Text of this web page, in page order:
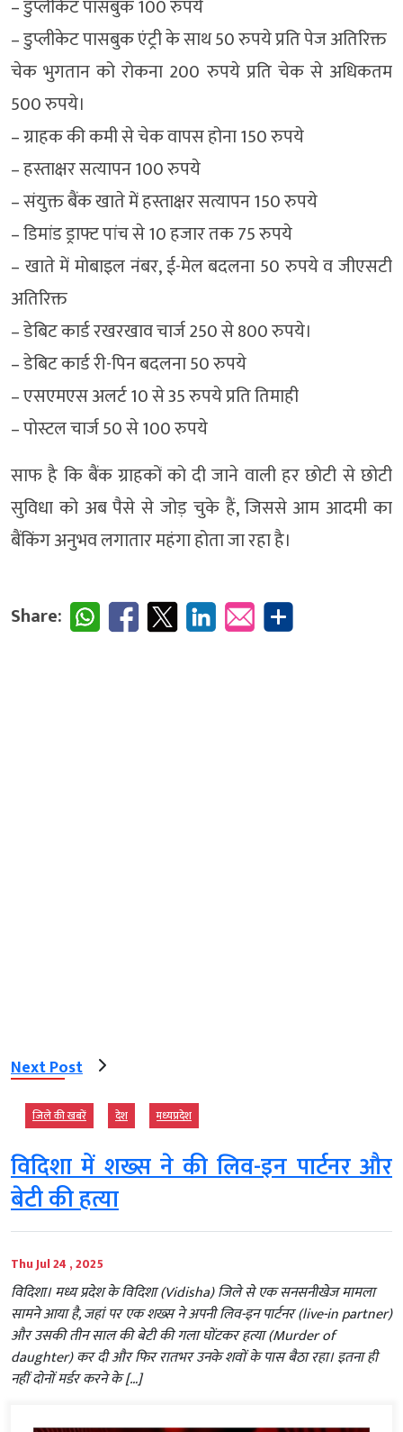
– डुप्लीकेट पासबुक 100 रुपये
– डुप्लीकेट पासबुक एंट्री के साथ 50 रुपये प्रति पेज अतिरिक्त
चेक भुगतान को रोकना 200 रुपये प्रति चेक से अधिकतम
500 रुपये।
– ग्राहक की कमी से चेक वापस होना 150 रुपये
– हस्ताक्षर सत्यापन 100 रुपये
– संयुक्त बैंक खाते में हस्ताक्षर सत्यापन 150 रुपये
– डिमांड ड्राफ्ट पांच से 10 हजार तक 75 रुपये
– खाते में मोबाइल नंबर, ई-मेल बदलना 50 रुपये व जीएसटी
अतिरिक्त
– डेबिट कार्ड रखरखाव चार्ज 250 से 800 रुपये।
– डेबिट कार्ड री-पिन बदलना 50 रुपये
– एसएमएस अलर्ट 10 से 35 रुपये प्रति तिमाही
– पोस्टल चार्ज 50 से 100 रुपये
साफ है कि बैंक ग्राहकों को दी जाने वाली हर छोटी से छोटी
सुविधा को अब पैसे से जोड़ चुके हैं, जिससे आम आदमी का
बैंकिंग अनुभव लगातार महंगा होता जा रहा है।
Share:
Next Post
जिले की खबरें देश मध्‍यप्रदेश
विदिशा में शख्स ने की लिव-इन पार्टनर और
बेटी की हत्या
Thu Jul 24 , 2025
विदिशा। मध्य प्रदेश के विदिशा (Vidisha) जिले से एक सनसनीखेज मामला
सामने आया है, जहां पर एक शख्स ने अपनी लिव-इन पार्टनर (live-in partner)
और उसकी तीन साल की बेटी की गला घोंटकर हत्या (Murder of
daughter) कर दी और फिर रातभर उनके शवों के पास बैठा रहा। इतना ही
नहीं दोनों मर्डर करने के […]